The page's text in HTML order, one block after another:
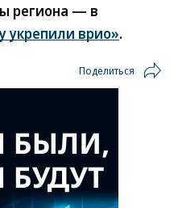
региона — в
укрепили врио».
Поделиться